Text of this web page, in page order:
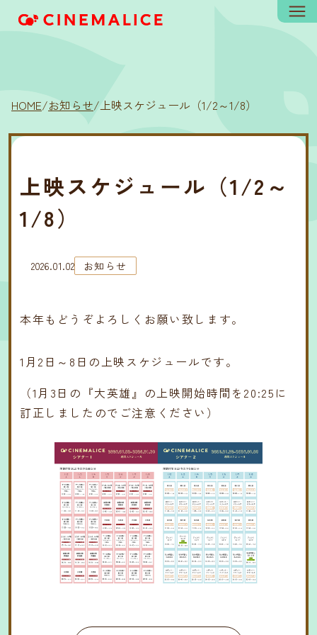
HOME/お知らせ/上映スケジュール（1/2～1/8）
上映スケジュール（1/2～
1/8）
2026.01.02 お知らせ
本年もどうぞよろしくお願い致します。
1月2日～8日の上映スケジュールです。
（1月3日の『大英雄』の上映開始時間を20:25に
訂正しましたのでご注意ください）